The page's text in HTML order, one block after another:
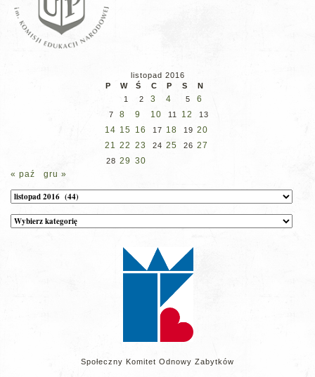
listopad 2016
P
W Ś C P S
N
1
2 3 4 5 6
7 8 9 10 11 12 13
14 15 16 17 18 19 20
21 22 23 24 25 26 27
28 29 30
« paź
gru »
Archiwum
Kategorie
wpisów
Społeczny Komitet Odnowy Zabytków